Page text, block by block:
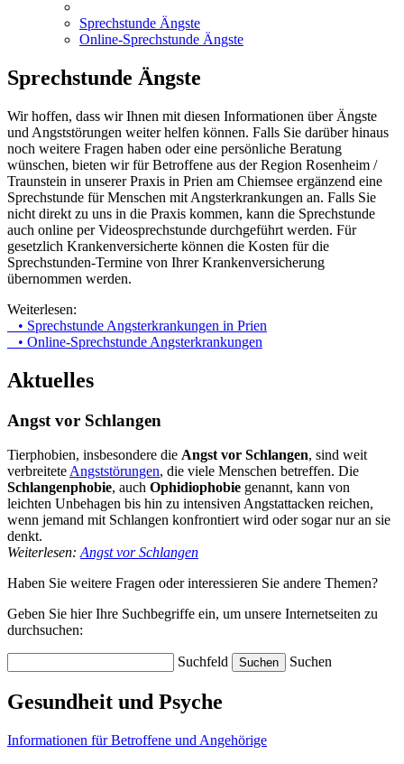
Sprechstunde Ängste
Online-Sprechstunde Ängste
Sprechstunde Ängste
Wir hoffen, dass wir Ihnen mit diesen Informationen über Ängste
und Angststörungen weiter helfen können. Falls Sie darüber hinaus
noch weitere Fragen haben oder eine persönliche Beratung
wünschen, bieten wir für Betroffene aus der Region Rosenheim /
Traunstein in unserer Praxis in Prien am Chiemsee ergänzend eine
Sprechstunde für Menschen mit Angsterkrankungen an. Falls Sie
nicht direkt zu uns in die Praxis kommen, kann die Sprechstunde
auch online per Videosprechstunde durchgeführt werden. Für
gesetzlich Krankenversicherte können die Kosten für die
Sprechstunden-Termine von Ihrer Krankenversicherung
übernommen werden.
Weiterlesen:
• Sprechstunde Angsterkrankungen in Prien
• Online-Sprechstunde Angsterkrankungen
Aktuelles
Angst vor Schlangen
Tierphobien, insbesondere die Angst vor Schlangen, sind weit
verbreitete Angststörungen, die viele Menschen betreffen. Die
Schlangenphobie, auch Ophidiophobie genannt, kann von
leichten Unbehagen bis hin zu intensiven Angstattacken reichen,
wenn jemand mit Schlangen konfrontiert wird oder sogar nur an sie
denkt.
Weiterlesen: Angst vor Schlangen
Haben Sie weitere Fragen oder interessieren Sie andere Themen?
Geben Sie hier Ihre Suchbegriffe ein, um unsere Internetseiten zu
durchsuchen:
Suchfeld Suchen
Gesundheit und Psyche
Informationen für Betroffene und Angehörige